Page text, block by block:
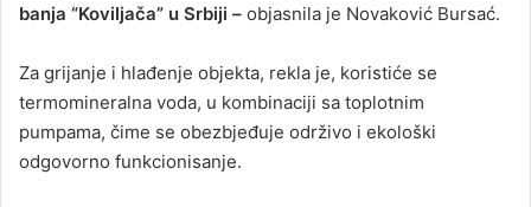
banja “Koviljača” u Srbiji – objasnila je Novaković Bursać.
Za grijanje i hlađenje objekta, rekla je, koristiće se
termomineralna voda, u kombinaciji sa toplotnim
pumpama, čime se obezbjeđuje održivo i ekološki
odgovorno funkcionisanje.